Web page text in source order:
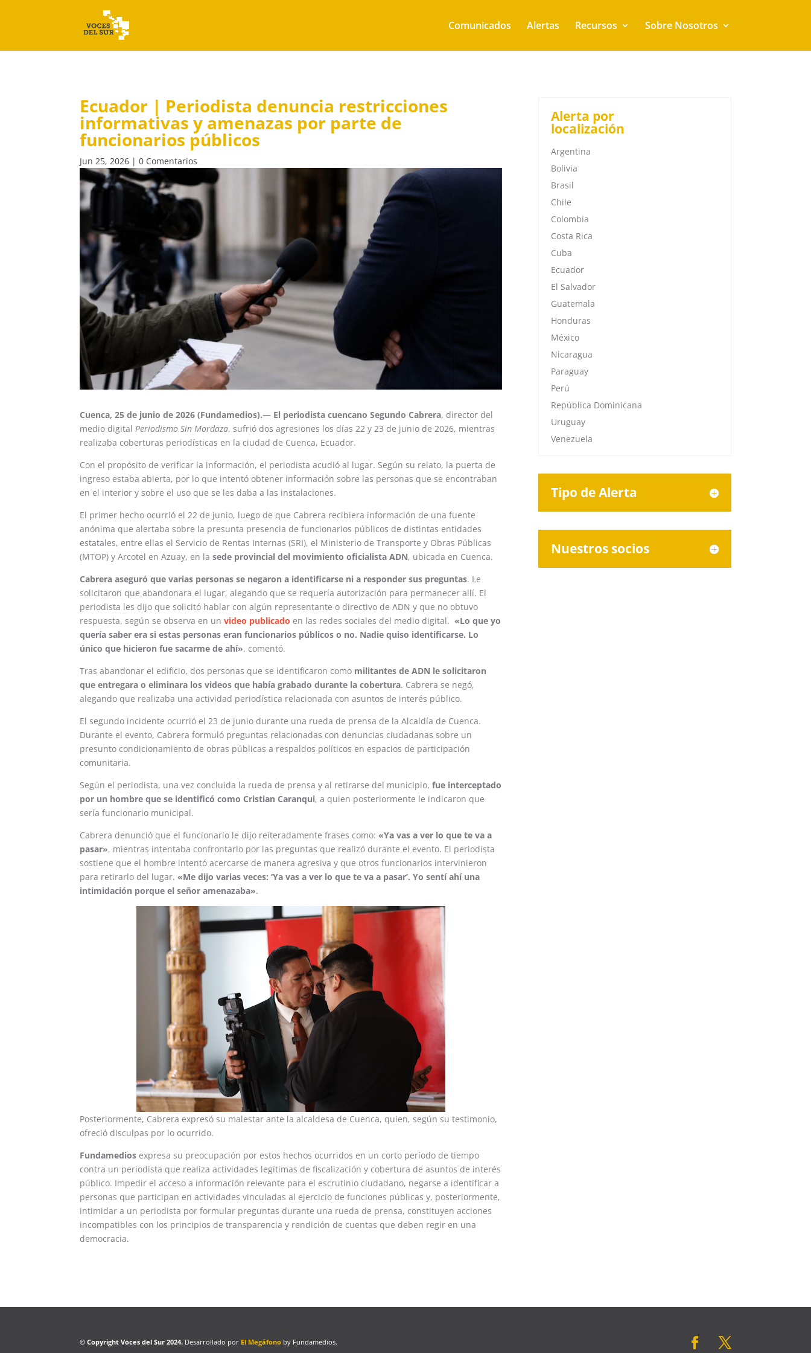
Comunicados Alertas Recursos Sobre Nosotros
Ecuador | Periodista denuncia restricciones
informativas y amenazas por parte de
funcionarios públicos
Jun 25, 2026 | 0 Comentarios
Cuenca, 25 de junio de 2026 (Fundamedios).— El periodista cuencano Segundo Cabrera, director del
medio digital Periodismo Sin Mordaza, sufrió dos agresiones los días 22 y 23 de junio de 2026, mientras
realizaba coberturas periodísticas en la ciudad de Cuenca, Ecuador.
Con el propósito de verificar la información, el periodista acudió al lugar. Según su relato, la puerta de
ingreso estaba abierta, por lo que intentó obtener información sobre las personas que se encontraban
en el interior y sobre el uso que se les daba a las instalaciones.
El primer hecho ocurrió el 22 de junio, luego de que Cabrera recibiera información de una fuente
anónima que alertaba sobre la presunta presencia de funcionarios públicos de distintas entidades
estatales, entre ellas el Servicio de Rentas Internas (SRI), el Ministerio de Transporte y Obras Públicas
(MTOP) y Arcotel en Azuay, en la sede provincial del movimiento oficialista ADN, ubicada en Cuenca.
Cabrera aseguró que varias personas se negaron a identificarse ni a responder sus preguntas. Le
solicitaron que abandonara el lugar, alegando que se requería autorización para permanecer allí. El
periodista les dijo que solicitó hablar con algún representante o directivo de ADN y que no obtuvo
respuesta, según se observa en un video publicado en las redes sociales del medio digital. «Lo que yo
quería saber era si estas personas eran funcionarios públicos o no. Nadie quiso identificarse. Lo
único que hicieron fue sacarme de ahí», comentó.
Tras abandonar el edificio, dos personas que se identificaron como militantes de ADN le solicitaron
que entregara o eliminara los videos que había grabado durante la cobertura. Cabrera se negó,
alegando que realizaba una actividad periodística relacionada con asuntos de interés público.
El segundo incidente ocurrió el 23 de junio durante una rueda de prensa de la Alcaldía de Cuenca.
Durante el evento, Cabrera formuló preguntas relacionadas con denuncias ciudadanas sobre un
presunto condicionamiento de obras públicas a respaldos políticos en espacios de participación
comunitaria.
Según el periodista, una vez concluida la rueda de prensa y al retirarse del municipio, fue interceptado
por un hombre que se identificó como Cristian Caranqui, a quien posteriormente le indicaron que
sería funcionario municipal.
Cabrera denunció que el funcionario le dijo reiteradamente frases como: «Ya vas a ver lo que te va a
pasar», mientras intentaba confrontarlo por las preguntas que realizó durante el evento. El periodista
sostiene que el hombre intentó acercarse de manera agresiva y que otros funcionarios intervinieron
para retirarlo del lugar. «Me dijo varias veces: ‘Ya vas a ver lo que te va a pasar’. Yo sentí ahí una
intimidación porque el señor amenazaba».
Posteriormente, Cabrera expresó su malestar ante la alcaldesa de Cuenca, quien, según su testimonio,
ofreció disculpas por lo ocurrido.
Fundamedios expresa su preocupación por estos hechos ocurridos en un corto período de tiempo
contra un periodista que realiza actividades legítimas de fiscalización y cobertura de asuntos de interés
público. Impedir el acceso a información relevante para el escrutinio ciudadano, negarse a identificar a
personas que participan en actividades vinculadas al ejercicio de funciones públicas y, posteriormente,
intimidar a un periodista por formular preguntas durante una rueda de prensa, constituyen acciones
incompatibles con los principios de transparencia y rendición de cuentas que deben regir en una
democracia.
Alerta por
localización
Argentina
Bolivia
Brasil
Chile
Colombia
Costa Rica
Cuba
Ecuador
El Salvador
Guatemala
Honduras
México
Nicaragua
Paraguay
Perú
República Dominicana
Uruguay
Venezuela
Tipo de Alerta
Nuestros socios
© Copyright Voces del Sur 2024. Desarrollado por El Megáfono by Fundamedios.